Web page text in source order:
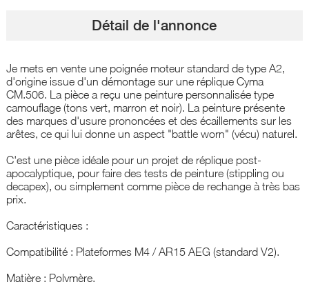
Détail de l'annonce
Je mets en vente une poignée moteur standard de type A2,
d'origine issue d'un démontage sur une réplique Cyma
CM.506. La pièce a reçu une peinture personnalisée type
camouflage (tons vert, marron et noir). La peinture présente
des marques d'usure prononcées et des écaillements sur les
arêtes, ce qui lui donne un aspect "battle worn" (vécu) naturel.
C'est une pièce idéale pour un projet de réplique post-
apocalyptique, pour faire des tests de peinture (stippling ou
decapex), ou simplement comme pièce de rechange à très bas
prix.
Caractéristiques :
Compatibilité : Plateformes M4 / AR15 AEG (standard V2).
Matière : Polymère.